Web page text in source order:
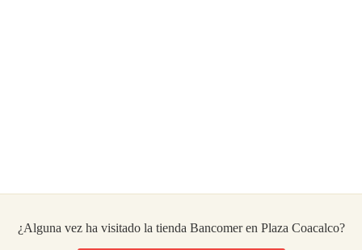
¿Alguna vez ha visitado la tienda Bancomer en Plaza Coacalco?